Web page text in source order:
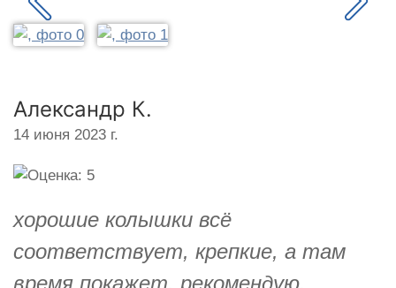
Александр К.
14 июня 2023 г.
хорошие колышки всё
соответствует, крепкие, а там
время покажет, рекомендую.